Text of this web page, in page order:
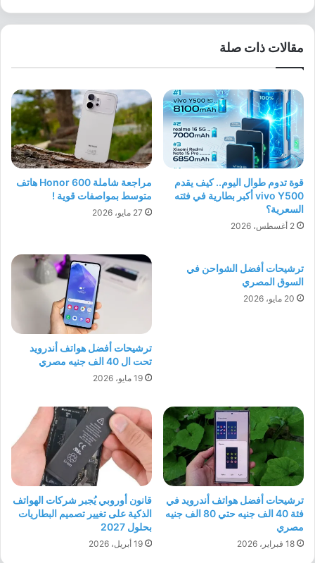
مقالات ذات صلة
قوة تدوم طوال اليوم.. كيف يقدم
vivo Y500 أكبر بطارية في فئته
السعرية؟
2 أغسطس، 2026
مراجعة شاملة Honor 600 هاتف
متوسط بمواصفات قوية !
27 مايو، 2026
ترشيحات أفضل الشواحن في
السوق المصري
20 مايو، 2026
ترشيحات أفضل هواتف أندرويد
تحت ال 40 الف جنيه مصري
19 مايو، 2026
ترشيحات أفضل هواتف أندرويد في
فئة 40 الف جنيه حتي 80 الف جنيه
مصري
18 فبراير، 2026
قانون أوروبي يُجبر شركات الهواتف
الذكية على تغيير تصميم البطاريات
بحلول 2027
19 أبريل، 2026